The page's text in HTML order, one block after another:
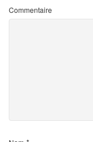
Commentaire